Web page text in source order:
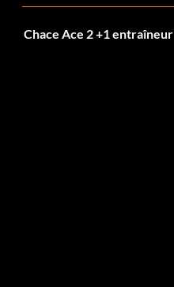
Chace Ace 2 +1 entraîneur